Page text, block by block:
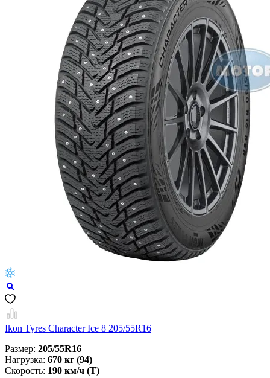
Ikon Tyres Character Ice 8 205/55R16
Размер: 205/55R16
Нагрузка: 670 кг (94)
Скорость: 190 км/ч (Т)